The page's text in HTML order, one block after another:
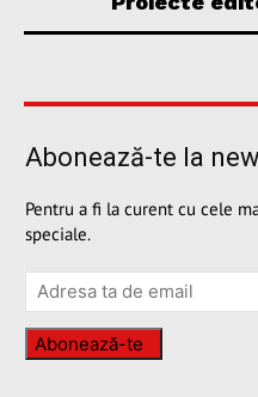
Abonează-te la
Pentru a fi la curent cu cele
speciale.
Abonează-te